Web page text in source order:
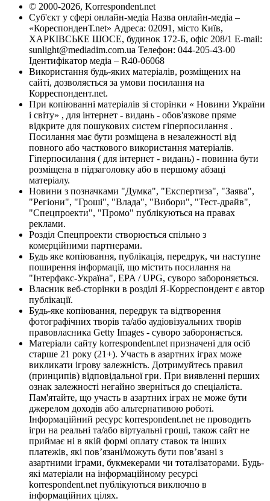
© 2000-2026, Korrespondent.net
Суб'єкт у сфері онлайн-медіа Назва онлайн-медіа –
«КореспонденТ.net» Адреса: 02091, місто Київ,
ХАРКІВСЬКЕ ШОСЕ, будинок 172-Б, офіс 208/1 E-mail:
sunlight@mediadim.com.ua Телефон: 044-205-43-00
Ідентифікатор медіа – R40-06068
Використання будь-яких матеріалів, розміщених на
сайті, дозволяється за умови посилання на
Корреспондент.net.
При копіюванні матеріалів зі сторінки « Новини України
і світу» , для інтернет - видань - обов'язкове пряме
відкрите для пошукових систем гіперпосилання .
Посилання має бути розміщена в незалежності від
повного або часткового використання матеріалів.
Гіперпосилання ( для інтернет - видань) - повинна бути
розміщена в підзаголовку або в першому абзаці
матеріалу.
Новини з позначками "Думка", "Експертиза", "Заява",
"Регіони", "Гроші", "Влада", "Вибори", "Тест-драйв",
"Спецпроекти", "Промо" публікуються на правах
реклами.
Розділ Спецпроекти створюється спільно з
комерційними партнерами.
Будь яке копіювання, публікація, передрук, чи наступне
поширення інформації, що містить посилання на
"Інтерфакс-Україна", EPA / UPG, суворо забороняється.
Власник веб-сторінки в розділі Я-Корреспондент є автор
публікації.
Будь-яке копіювання, передрук та відтворення
фотографічних творів та/або аудіовізуальних творів
правовласника Getty Images - суворо забороняється.
Матеріали сайту korrespondent.net призначені для осіб
старше 21 року (21+). Участь в азартних іграх може
викликати ігрову залежність. Дотримуйтесь правил
(принципів) відповідальної гри. При виявленні перших
ознак залежності негайно зверніться до спеціаліста.
Пам'ятайте, що участь в азартних іграх не може бути
джерелом доходів або альтернативою роботі.
Інформаційний ресурс korrespondent.net не проводить
ігри на реальні та/або віртуальні гроші, також сайт не
приймає ні в якій формі оплату ставок та інших
платежів, які пов’язані/можуть бути пов’язані з
азартними іграми, букмекерами чи тоталізаторами. Будь-
які матеріали на інформаційному ресурсі
korrespondent.net публікуються виключно в
інформаційних цілях.